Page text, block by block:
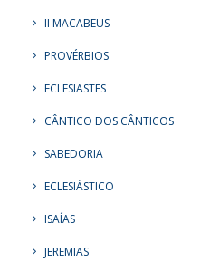
II MACABEUS
PROVÉRBIOS
ECLESIASTES
CÂNTICO DOS CÂNTICOS
SABEDORIA
ECLESIÁSTICO
ISAÍAS
JEREMIAS